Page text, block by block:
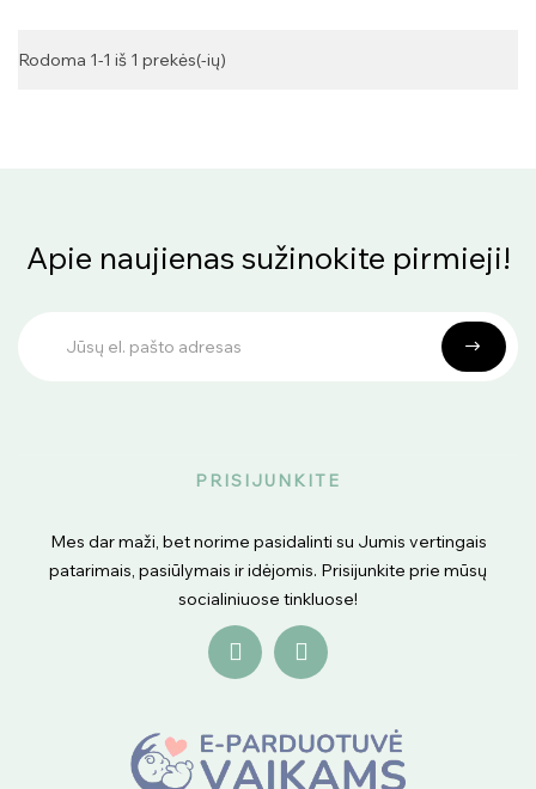
Rodoma 1-1 iš 1 prekės(-ių)
Apie naujienas sužinokite pirmieji!
PRISIJUNKITE
Mes dar maži, bet norime pasidalinti su Jumis vertingais
patarimais, pasiūlymais ir idėjomis. Prisijunkite prie mūsų
socialiniuose tinkluose!